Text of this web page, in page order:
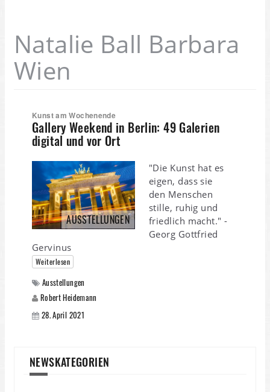
Natalie Ball Barbara
Wien
Kunst am Wochenende
Gallery Weekend in Berlin: 49 Galerien
digital und vor Ort
AUSSTELLUNGEN
"Die Kunst hat es
eigen, dass sie
den Menschen
stille, ruhig und
friedlich macht." -
Georg Gottfried
Gervinus
Weiterlesen
Ausstellungen
Robert Heidemann
28. April 2021
NEWSKATEGORIEN